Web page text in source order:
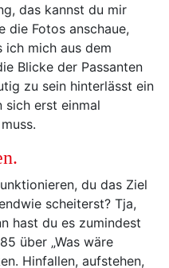
das kannst du mir
die Fotos anschaue,
ich mich aus dem
Blicke der Passanten
zu sein hinterlässt ein
sich erst einmal
du das Ziel
scheiterst? Tja,
hast du es zumindest
über „Was wäre
Hinfallen, aufstehen,